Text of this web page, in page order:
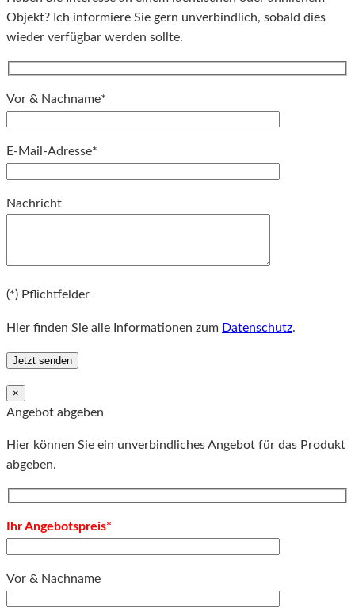
Objekt? Ich informiere Sie gern unverbindlich, sobald dies
wieder verfügbar werden sollte.
Vor & Nachname*
E-Mail-Adresse*
Nachricht
(*) Pflichtfelder
Hier finden Sie alle Informationen zum Datenschutz.
×
Angebot abgeben
Hier können Sie ein unverbindliches Angebot für das Produkt
abgeben.
Ihr Angebotspreis*
Vor & Nachname